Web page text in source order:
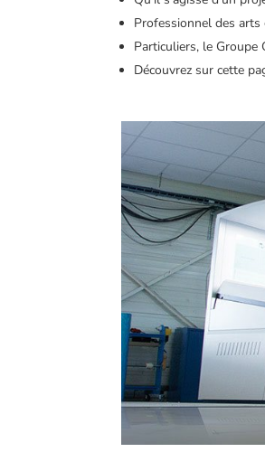
Professionnel des arts
Particuliers, le
Découvrez sur cette